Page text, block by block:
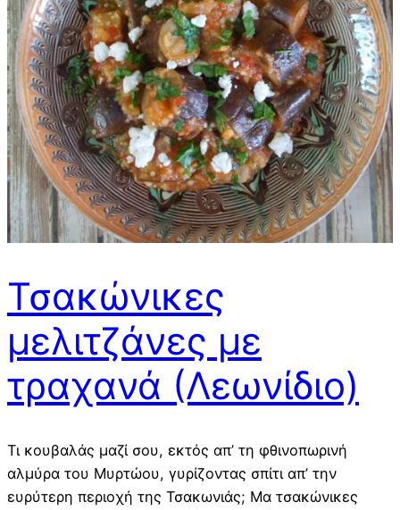
Τσακώνικες
μελιτζάνες με
τραχανά (Λεωνίδιο)
Τι κουβαλάς μαζί σου, εκτός απ’ τη φθινοπωρινή
αλμύρα του Μυρτώου, γυρίζοντας σπίτι απ’ την
ευρύτερη περιοχή της Τσακωνιάς; Μα τσακώνικες